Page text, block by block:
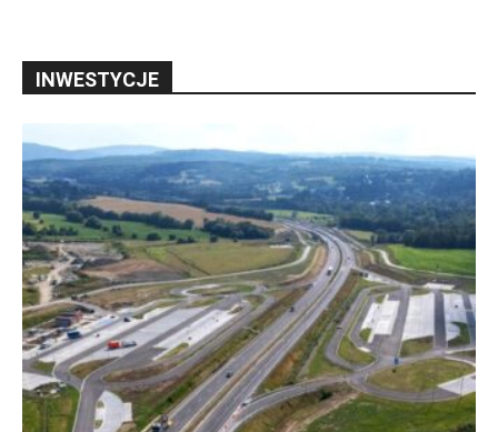
INWESTYCJE